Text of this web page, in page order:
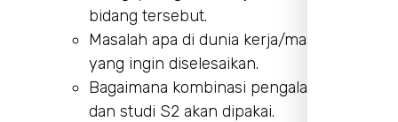
bidang tersebut.
Masalah apa di dunia kerja/masyarakat
yang ingin diselesaikan.
Bagaimana kombinasi pengalaman kerja
dan studi S2 akan dipakai.